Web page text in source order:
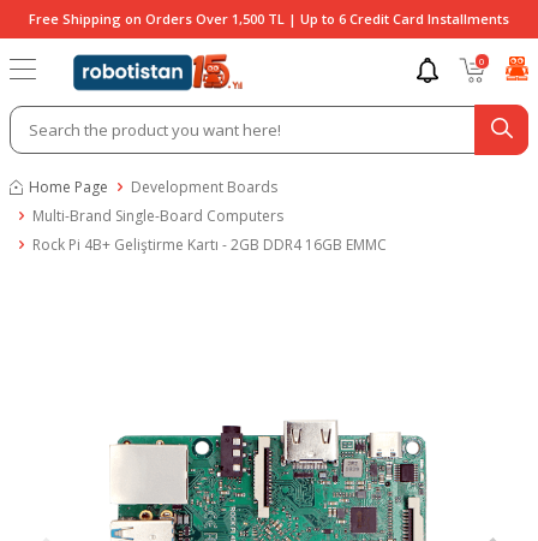
Free Shipping on Orders Over 1,500 TL | Up to 6 Credit Card Installments
0
Home Page
Development Boards
Multi-Brand Single-Board Computers
Rock Pi 4B+ Geliştirme Kartı - 2GB DDR4 16GB EMMC